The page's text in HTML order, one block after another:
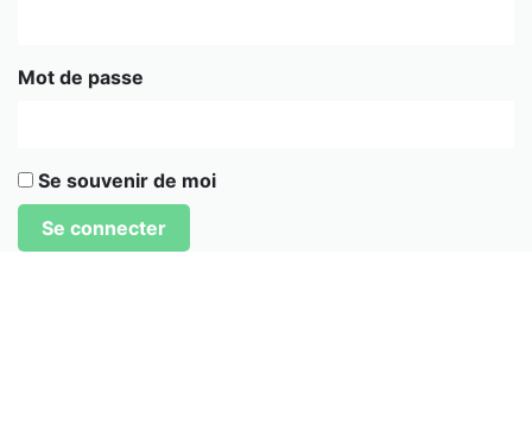
Mot de passe
Se souvenir de moi